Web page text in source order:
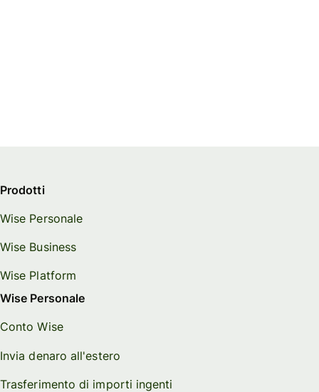
Prodotti
Wise Personale
Wise Business
Wise Platform
Wise Personale
Conto Wise
Invia denaro all'estero
Trasferimento di importi ingenti